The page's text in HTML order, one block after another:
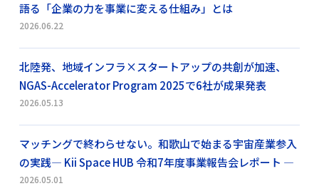
語る「企業の力を事業に変える仕組み」とは
2026.06.22
北陸発、地域インフラ×スタートアップの共創が加速、
NGAS-Accelerator Program 2025で6社が成果発表
2026.05.13
マッチングで終わらせない。和歌山で始まる宇宙産業参入
の実践― Kii Space HUB 令和7年度事業報告会レポート ―
2026.05.01